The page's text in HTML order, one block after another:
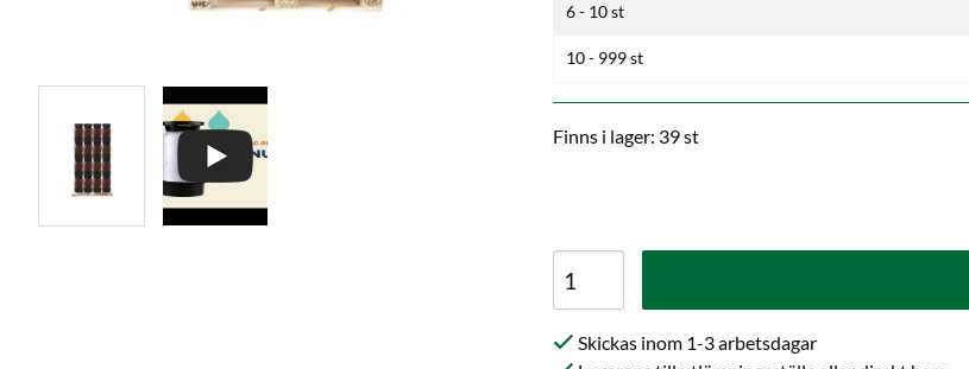
6 - 10 st
10 - 999 st
Finns i lager: 39 st
Skickas inom 1-3 arbetsdagar